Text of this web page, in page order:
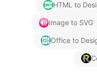
HTML to
Image to SVG
Office to